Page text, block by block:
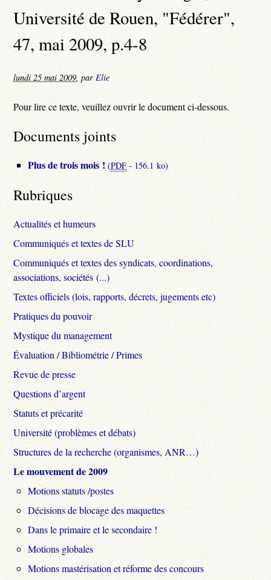
Université de Rouen, "Fédérer",
47, mai 2009, p.4-8
lundi 25 mai 2009,parElie
Pour lire ce texte, veuillez ouvrir le document ci-dessous.
Documents joints
Plus de trois mois ! (PDF - 156.1 ko)
Rubriques
Actualités et humeurs
Communiqués et textes de SLU
Communiqués et textes des syndicats, coordinations,
associations, sociétés (...)
Textes officiels (lois, rapports, décrets, jugements etc)
Pratiques du pouvoir
Mystique du management
Évaluation / Bibliométrie / Primes
Revue de presse
Questions d’argent
Statuts et précarité
Université (problèmes et débats)
Structures de la recherche (organismes, ANR…)
Le mouvement de 2009
Motions statuts /postes
Décisions de blocage des maquettes
Dans le primaire et le secondaire !
Motions globales
Motions mastérisation et réforme des concours